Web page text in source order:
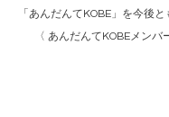
「あんだんてKOBE」を今後
〈 あんだんてKOBEメンバ